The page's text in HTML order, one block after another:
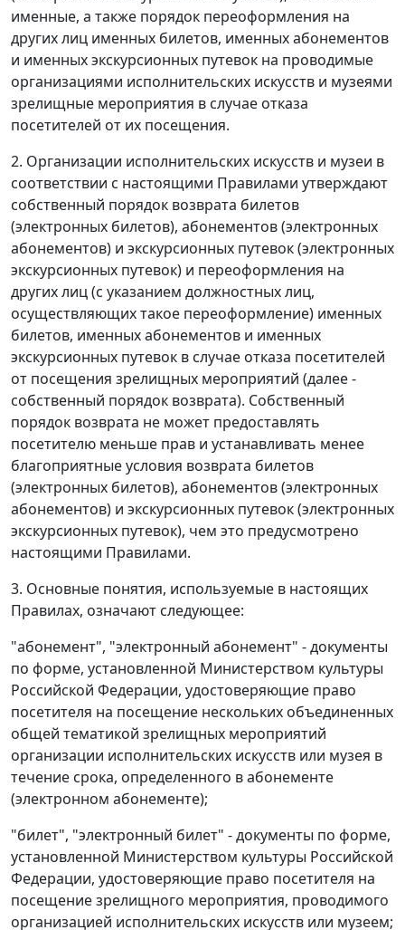
именные, а также порядок переоформления на
других лиц именных билетов, именных абонементов
и именных экскурсионных путевок на проводимые
организациями исполнительских искусств и музеями
зрелищные мероприятия в случае отказа
посетителей от их посещения.
2. Организации исполнительских искусств и музеи в
соответствии с настоящими Правилами утверждают
собственный порядок возврата билетов
(электронных билетов), абонементов (электронных
абонементов) и экскурсионных путевок (электронных
экскурсионных путевок) и переоформления на
других лиц (с указанием должностных лиц,
осуществляющих такое переоформление) именных
билетов, именных абонементов и именных
экскурсионных путевок в случае отказа посетителей
от посещения зрелищных мероприятий (далее -
собственный порядок возврата). Собственный
порядок возврата не может предоставлять
посетителю меньше прав и устанавливать менее
благоприятные условия возврата билетов
(электронных билетов), абонементов (электронных
абонементов) и экскурсионных путевок (электронных
экскурсионных путевок), чем это предусмотрено
настоящими Правилами.
3. Основные понятия, используемые в настоящих
Правилах, означают следующее:
"абонемент", "электронный абонемент" - документы
по форме, установленной Министерством культуры
Российской Федерации, удостоверяющие право
посетителя на посещение нескольких объединенных
общей тематикой зрелищных мероприятий
организации исполнительских искусств или музея в
течение срока, определенного в абонементе
(электронном абонементе);
"билет", "электронный билет" - документы по форме,
установленной Министерством культуры Российской
Федерации, удостоверяющие право посетителя на
посещение зрелищного мероприятия, проводимого
организацией исполнительских искусств или музеем;